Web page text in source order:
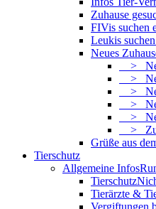
Zuhause
FIVis suchen
Leukis
Neues
>
>
>
>
>
>
Grüße aus
Tierschutz
Allgemeine Infos
Tierschutz
Tierärzte &
Vergiftungen